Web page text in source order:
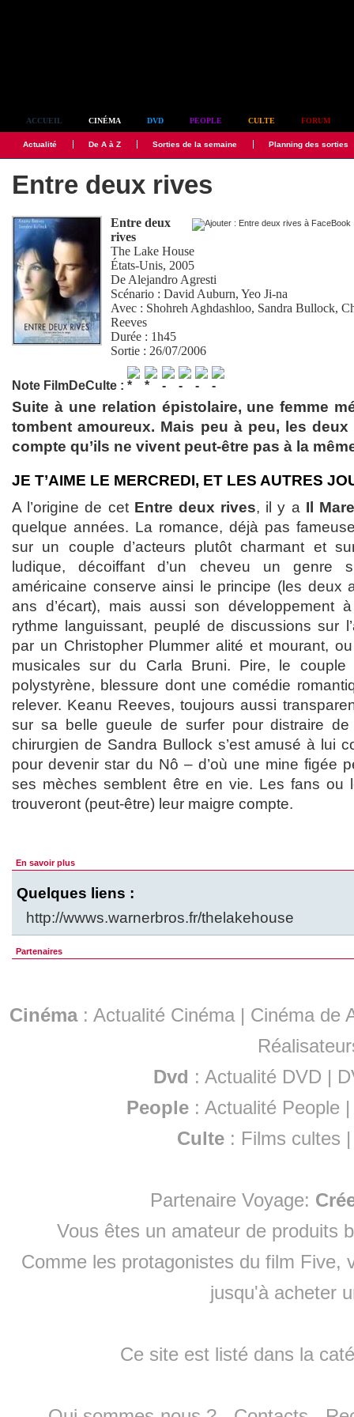
ACCUEIL CINÉMA DVD PEOPLE CULTE FORUM
Actualité De A à Z Sorties de la semaine Planning des sorties
Entre deux rives
Entre deux
rives
The Lake House
États-Unis, 2005
De Alejandro Agresti
Scénario :David Auburn,Yeo Ji-na
Avec : Shohreh Aghdashloo, Sandra Bullock,
Reeves
Durée : 1h45
Sortie : 26/07/2006
Note FilmDeCulte :
Suite à une relation épistolaire, une femme
tombent amoureux. Mais peu à peu, les
compte qu’ils ne vivent peut-être pas à la
JE T’AIME LE MERCREDI, ET LES AUTRES
A l’origine de cet Entre deux rives, il y a Il Mare
quelque années. La romance, déjà pas
sur un couple d’acteurs plutôt charmant et
ludique, décoiffant d’un cheveu un genre
américaine conserve ainsi le principe (les deux
ans d’écart), mais aussi son développement
rythme languissant, peuplé de discussions sur
par un Christopher Plummer alité et mourant,
musicales sur du Carla Bruni. Pire, le
polystyrène, blessure dont une comédie
relever. Keanu Reeves, toujours aussi
sur sa belle gueule de surfer pour distraire
chirurgien de Sandra Bullock s’est amusé à lui
pour devenir star du Nô – d’où une mine figée
ses mèches semblent être en vie. Les fans ou
trouveront (peut-être) leur maigre compte.
En savoir plus
Quelques liens :
http://wwws.warnerbros.fr/thelakehouse
Partenaires
Cinéma: Actualité Cinéma | Cinéma de
Dvd : Actualité DVD |
People :Actualité People
Culte : Films cultes
Partenaire Voyage:
Vous êtes un amateur de produits
Comme les protagonistes du film Five,
jusqu'à acheter
Ce site est listé dans la